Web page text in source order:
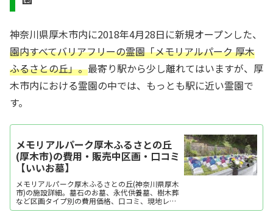
神奈川県厚木市内に2018年4月28日に新規オープンした、
園内すべてバリアフリーの霊園「メモリアルパーク 厚木
ふるさとの丘」。最寄り駅から少し離れてはいますが、厚
木市内における霊園の中では、もっとも駅に近い霊園で
す。
メモリアルパーク厚木ふるさとの丘
(厚木市)の費用・販売中区画・口コミ
【いいお墓】
メモリアルパーク厚木ふるさとの丘(神奈川県厚木
市)の施設詳細。墓石のお墓、永代供養墓、樹木葬
など区画タイプ別の費用価格、口コミ、現地レポ
ート、地図・アクセス・駐車場情報などを掲載。